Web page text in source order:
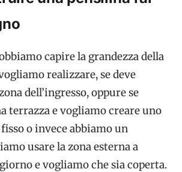
capire la grandezza della
realizzare, se deve
dell’ingresso, oppure se
terrazza e vogliamo creare uno
o invece abbiamo un
usare la zona esterna a
e vogliamo che sia coperta.